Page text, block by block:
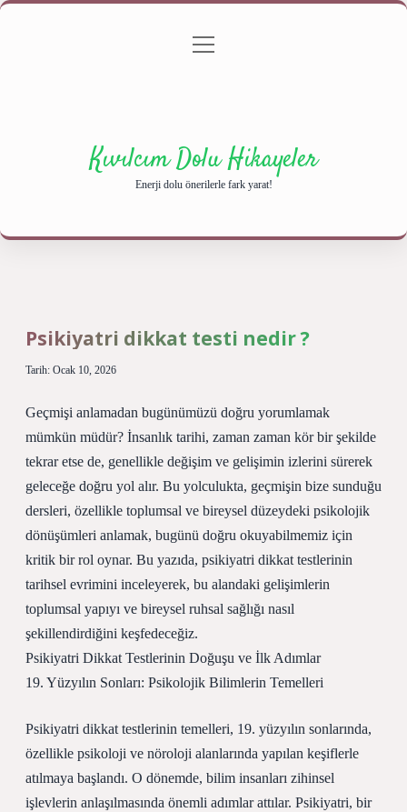
Gizlilik Politikası
menüyü
Kıvılcım Dolu Hikayeler
Enerji dolu önerilerle fark yarat!
Psikiyatri dikkat testi nedir ?
Tarih: Ocak 10, 2026
Geçmişi anlamadan bugünümüzü doğru yorumlamak
mümkün müdür? İnsanlık tarihi, zaman zaman kör bir şekilde
tekrar etse de, genellikle değişim ve gelişimin izlerini sürerek
geleceğe doğru yol alır. Bu yolculukta, geçmişin bize sunduğu
dersleri, özellikle toplumsal ve bireysel düzeydeki psikolojik
dönüşümleri anlamak, bugünü doğru okuyabilmemiz için
kritik bir rol oynar. Bu yazıda, psikiyatri dikkat testlerinin
tarihsel evrimini inceleyerek, bu alandaki gelişimlerin
toplumsal yapıyı ve bireysel ruhsal sağlığı nasıl
şekillendirdiğini keşfedeceğiz.
Psikiyatri Dikkat Testlerinin Doğuşu ve İlk Adımlar
19. Yüzyılın Sonları: Psikolojik Bilimlerin Temelleri
Psikiyatri dikkat testlerinin temelleri, 19. yüzyılın sonlarında,
özellikle psikoloji ve nöroloji alanlarında yapılan keşiflerle
atılmaya başlandı. O dönemde, bilim insanları zihinsel
işlevlerin anlaşılmasında önemli adımlar attılar. Psikiyatri, bir